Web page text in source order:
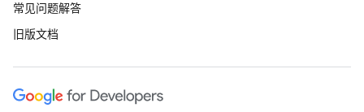
常见问题解答
旧版文档